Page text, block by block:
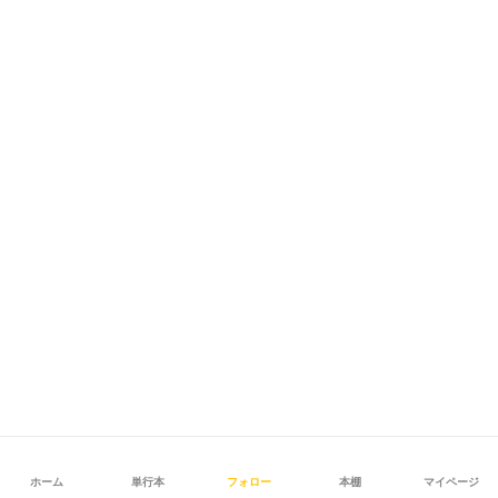
ホーム 単行本 フォロー 本棚 マイページ